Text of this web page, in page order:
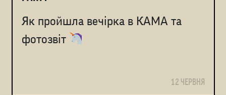
Як пройшла вечірка в КАМА та
фотозвіт
12 ЧЕРВНЯ